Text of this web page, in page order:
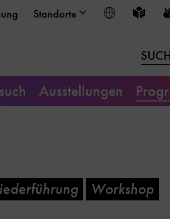
Standorte Sprache
Leichte
Ausstellungen
Workshop